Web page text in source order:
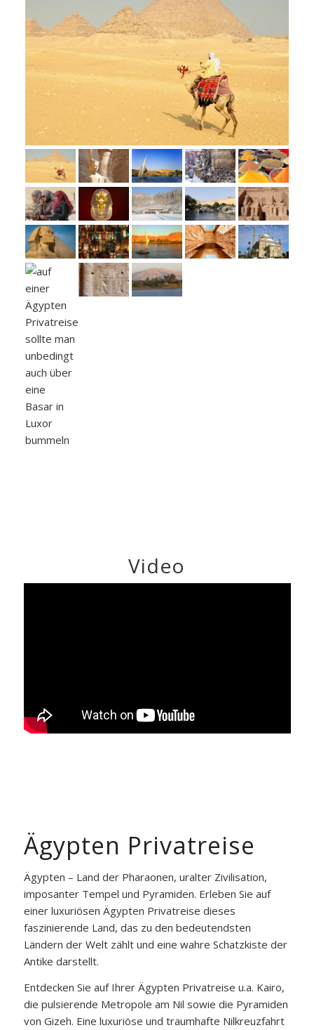
Video
Ägypten Privatreise
Ägypten – Land der Pharaonen, uralter Zivilisation,
imposanter Tempel und Pyramiden. Erleben Sie auf
einer luxuriösen Ägypten Privatreise dieses
faszinierende Land, das zu den bedeutendsten
Ländern der Welt zählt und eine wahre Schatzkiste der
Antike darstellt.
Entdecken Sie auf Ihrer Ägypten Privatreise u.a. Kairo,
die pulsierende Metropole am Nil sowie die Pyramiden
von Gizeh. Eine luxuriöse und traumhafte Nilkreuzfahrt